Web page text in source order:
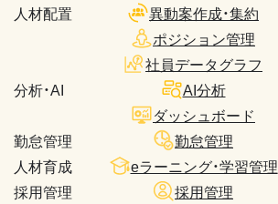
人材配置
異動案作成・集約
ポジション管理
分析・AI
社員データグラフ
AI分析
ダッシュボード
勤怠管理
勤怠管理
人材育成
eラーニング・学習管理
採用管理
採用管理